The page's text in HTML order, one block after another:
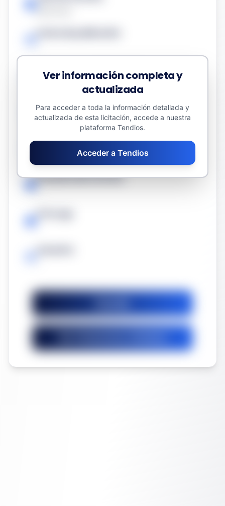
Presupuesto sin impuestos
Valor estimado del contrato
263.839,88 €
Fecha límite
Duración del contrato
-
Ver información completa y
actualizada
Para acceder a toda la información detallada y
actualizada de esta licitación, accede a nuestra
plataforma Tendios.
Acceder a Tendios